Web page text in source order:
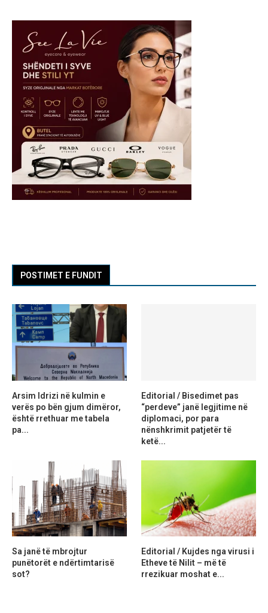
POSTIMET E FUNDIT
Arsim Idrizi në kulmin e
verës po bën gjum dimëror,
është rrethuar me tabela
pa...
Editorial / Bisedimet pas
“perdeve” janë legjitime në
diplomaci, por para
nënshkrimit patjetër të
ketë...
Sa janë të mbrojtur
punëtorët e ndërtimtarisë
sot?
Editorial / Kujdes nga virusi i
Etheve të Nilit – më të
rrezikuar moshat e...